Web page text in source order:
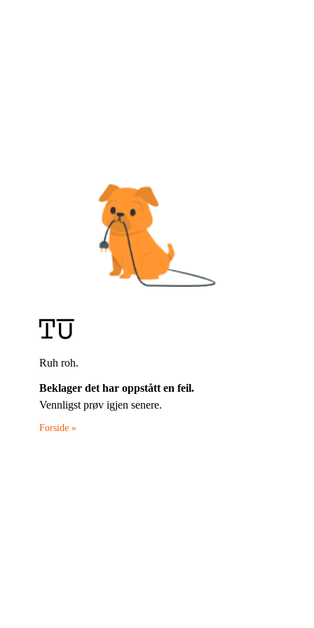
Ruh roh.
Beklager det har oppstått en feil.
Vennligst prøv igjen senere.
Forside »